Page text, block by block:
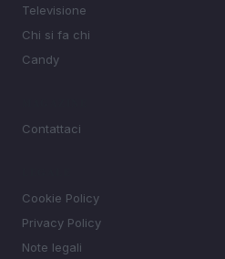
Televisione
Chi si fa chi
Candy
Contattaci
Cookie Policy
Privacy Policy
Note legali